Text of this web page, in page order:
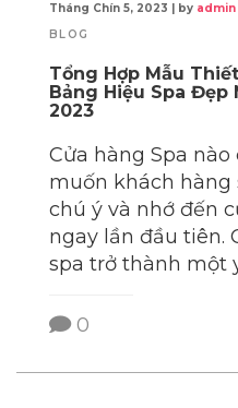
Tháng Chín 5, 2023 by admin
BLOG
Tổng Hợp Mẫu
Bảng Hiệu Spa Đẹp
2023
Cửa hàng Spa nào
muốn khách hàng
chú ý và nhớ đến
ngay lần đầu tiên.
spa trở thành một
0